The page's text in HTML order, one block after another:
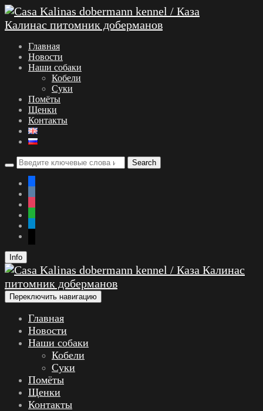
Главная
Новости
Наши собаки
Кобели
Суки
Помёты
Щенки
Контакты
Info
Переключить навигацию
Главная
Новости
Наши собаки
Кобели
Суки
Помёты
Щенки
Контакты